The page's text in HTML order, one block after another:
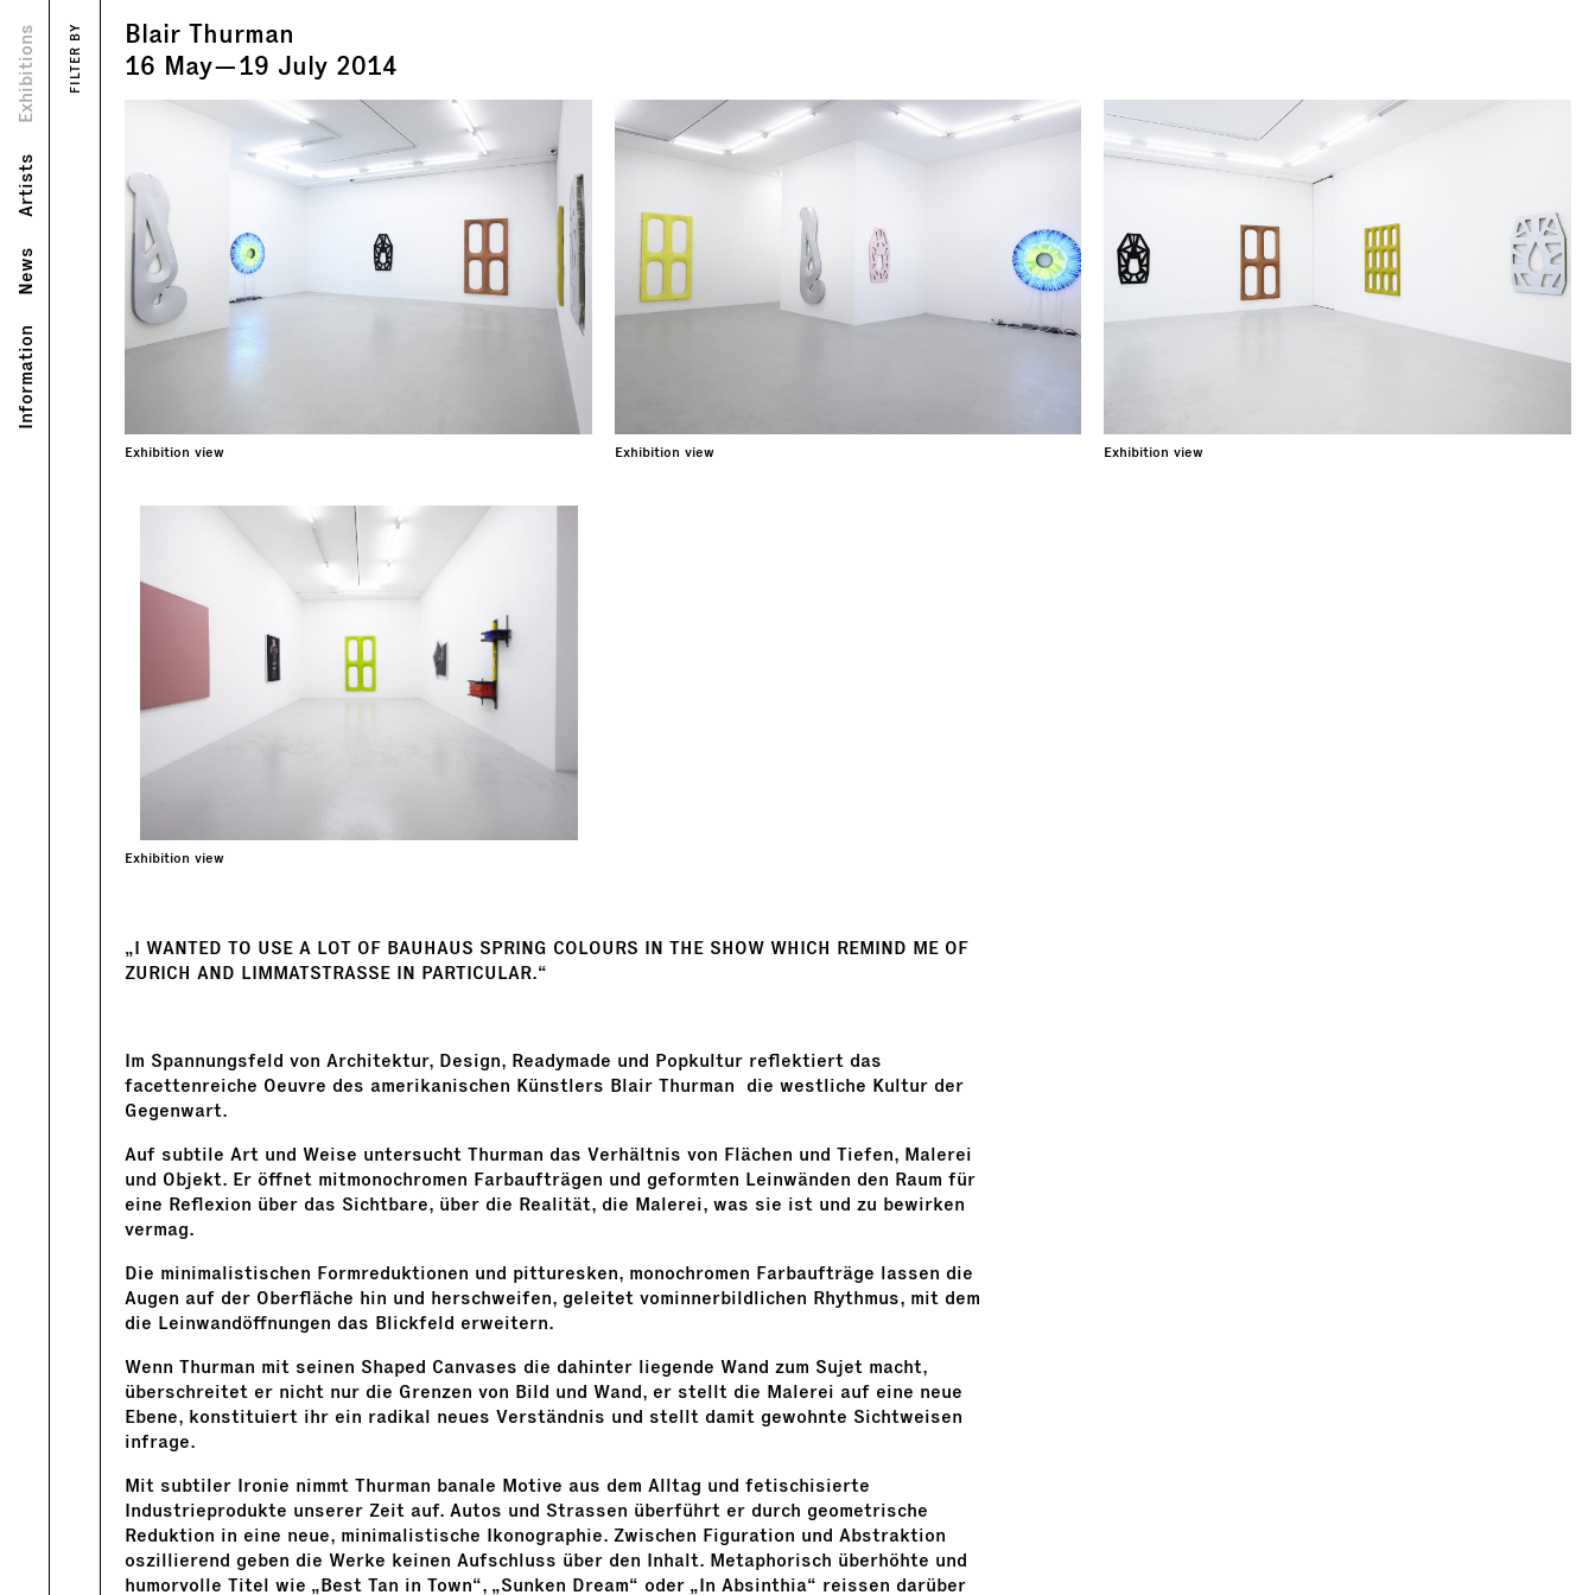
Information
News
Artists
Exhibitions
Views
Text
FILTER BY
Blair Thurman
16 May—19 July 2014
Exhibition view Exhibition view Exhibition view
Exhibition view
„I WANTED TO USE A LOT OF BAUHAUS SPRING COLOURS IN THE SHOW WHICH REMIND ME OF
ZURICH AND LIMMATSTRASSE IN PARTICULAR.“
Im Spannungsfeld von Architektur, Design, Readymade und Popkultur reflektiert das
facettenreiche Oeuvre des amerikanischen Künstlers Blair Thurman die westliche Kultur der
Gegenwart.
Auf subtile Art und Weise untersucht Thurman das Verhältnis von Flächen und Tiefen, Malerei
und Objekt. Er öffnet mitmonochromen Farbaufträgen und geformten Leinwänden den Raum für
eine Reflexion über das Sichtbare, über die Realität, die Malerei, was sie ist und zu bewirken
vermag.
Die minimalistischen Formreduktionen und pitturesken, monochromen Farbaufträge lassen die
Augen auf der Oberfläche hin und herschweifen, geleitet vominnerbildlichen Rhythmus, mit dem
die Leinwandöffnungen das Blickfeld erweitern.
Wenn Thurman mit seinen Shaped Canvases die dahinter liegende Wand zum Sujet macht,
überschreitet er nicht nur die Grenzen von Bild und Wand, er stellt die Malerei auf eine neue
Ebene, konstituiert ihr ein radikal neues Verständnis und stellt damit gewohnte Sichtweisen
infrage.
Mit subtiler Ironie nimmt Thurman banale Motive aus dem Alltag und fetischisierte
Industrieprodukte unserer Zeit auf. Autos und Strassen überführt er durch geometrische
Reduktion in eine neue, minimalistische Ikonographie. Zwischen Figuration und Abstraktion
oszillierend geben die Werke keinen Aufschluss über den Inhalt. Metaphorisch überhöhte und
humorvolle Titel wie „Best Tan in Town“, „Sunken Dream“ oder „In Absinthia“ reissen darüber